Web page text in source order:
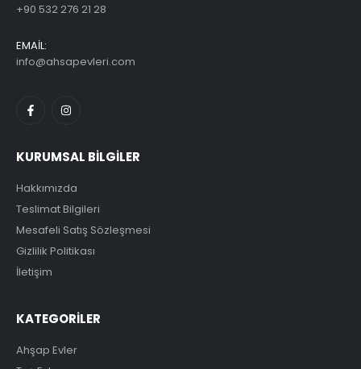
+90 532 276 21 28
EMAİL:
info@ahsapevleri.com
KURUMSAL BİLGİLER
Hakkımızda
Teslimat Bilgileri
Mesafeli Satış Sözleşmesi
Gizlilik Politikası
İletişim
KATEGORİLER
Ahşap Evler